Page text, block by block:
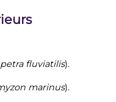
fluviatilis).
marinus).